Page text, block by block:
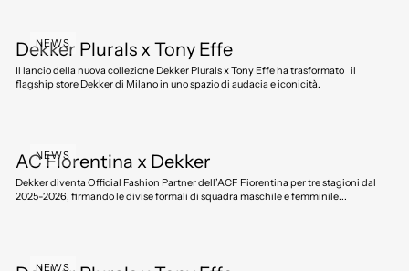
NEWS
Dekker Plurals x Tony Effe
Il lancio della nuova collezione Dekker Plurals x Tony Effe ha trasformato il
flagship store Dekker di Milano in uno spazio di audacia e iconicità.
NEWS
AC Fiorentina x Dekker
Dekker diventa Official Fashion Partner dell’ACF Fiorentina per tre stagioni dal
2025-2026, firmando le divise formali di squadra maschile e femminile...
NEWS